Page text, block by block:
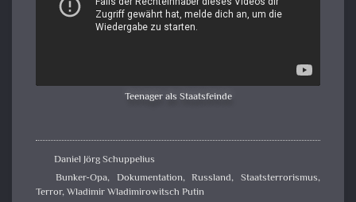
Teenager als Staatsfeinde
Daniel Jörg Schuppelius
Bunker-Opa, Dokumentation,Russland,Staatsterrorismus,
Terror,Wladimir Wladimirowitsch Putin